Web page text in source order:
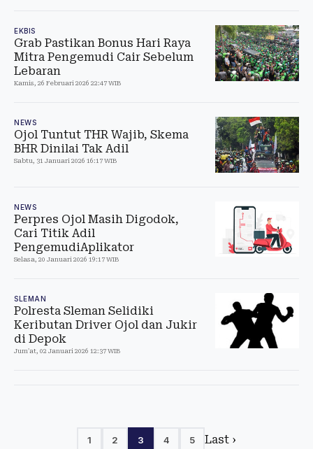
EKBIS
Grab Pastikan Bonus Hari Raya
Mitra Pengemudi Cair Sebelum
Lebaran
Kamis, 26 Februari 2026 22:47 WIB
NEWS
Ojol Tuntut THR Wajib, Skema
BHR Dinilai Tak Adil
Sabtu, 31 Januari 2026 16:17 WIB
NEWS
Perpres Ojol Masih Digodok,
Cari Titik Adil
PengemudiAplikator
Selasa, 20 Januari 2026 19:17 WIB
SLEMAN
Polresta Sleman Selidiki
Keributan Driver Ojol dan Jukir
di Depok
Jum'at, 02 Januari 2026 12:37 WIB
1 2 3 4 5 Last ›